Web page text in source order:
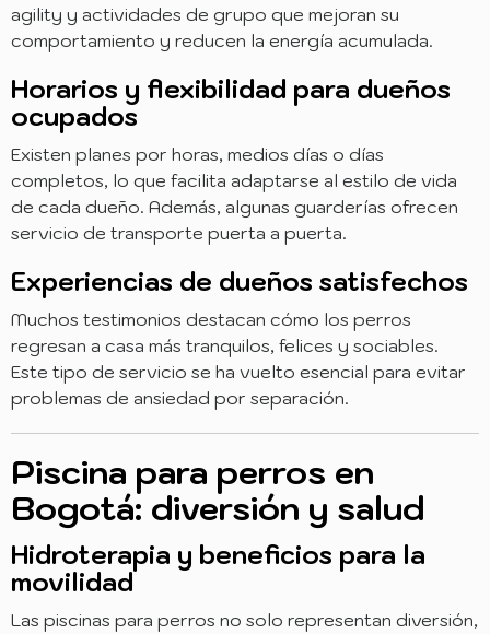
agility y actividades de grupo que mejoran su
comportamiento y reducen la energía acumulada.
Horarios y flexibilidad para dueños
ocupados
Existen planes por horas, medios días o días
completos, lo que facilita adaptarse al estilo de vida
de cada dueño. Además, algunas guarderías ofrecen
servicio de transporte puerta a puerta.
Experiencias de dueños satisfechos
Muchos testimonios destacan cómo los perros
regresan a casa más tranquilos, felices y sociables.
Este tipo de servicio se ha vuelto esencial para evitar
problemas de ansiedad por separación.
Piscina para perros en
Bogotá: diversión y salud
Hidroterapia y beneficios para la
movilidad
Las piscinas para perros no solo representan diversión,